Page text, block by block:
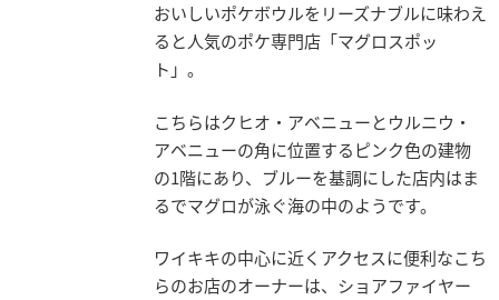
おいしいポケボウルをリーズナブルに味わえ
ると人気のポケ専門店「マグロスポッ
ト」。
こちらはクヒオ・アベニューとウルニウ・
アベニューの角に位置するピンク色の建物
の1階にあり、ブルーを基調にした店内はま
るでマグロが泳ぐ海の中のようです。
ワイキキの中心に近くアクセスに便利なこち
らのお店のオーナーは、ショアファイヤー